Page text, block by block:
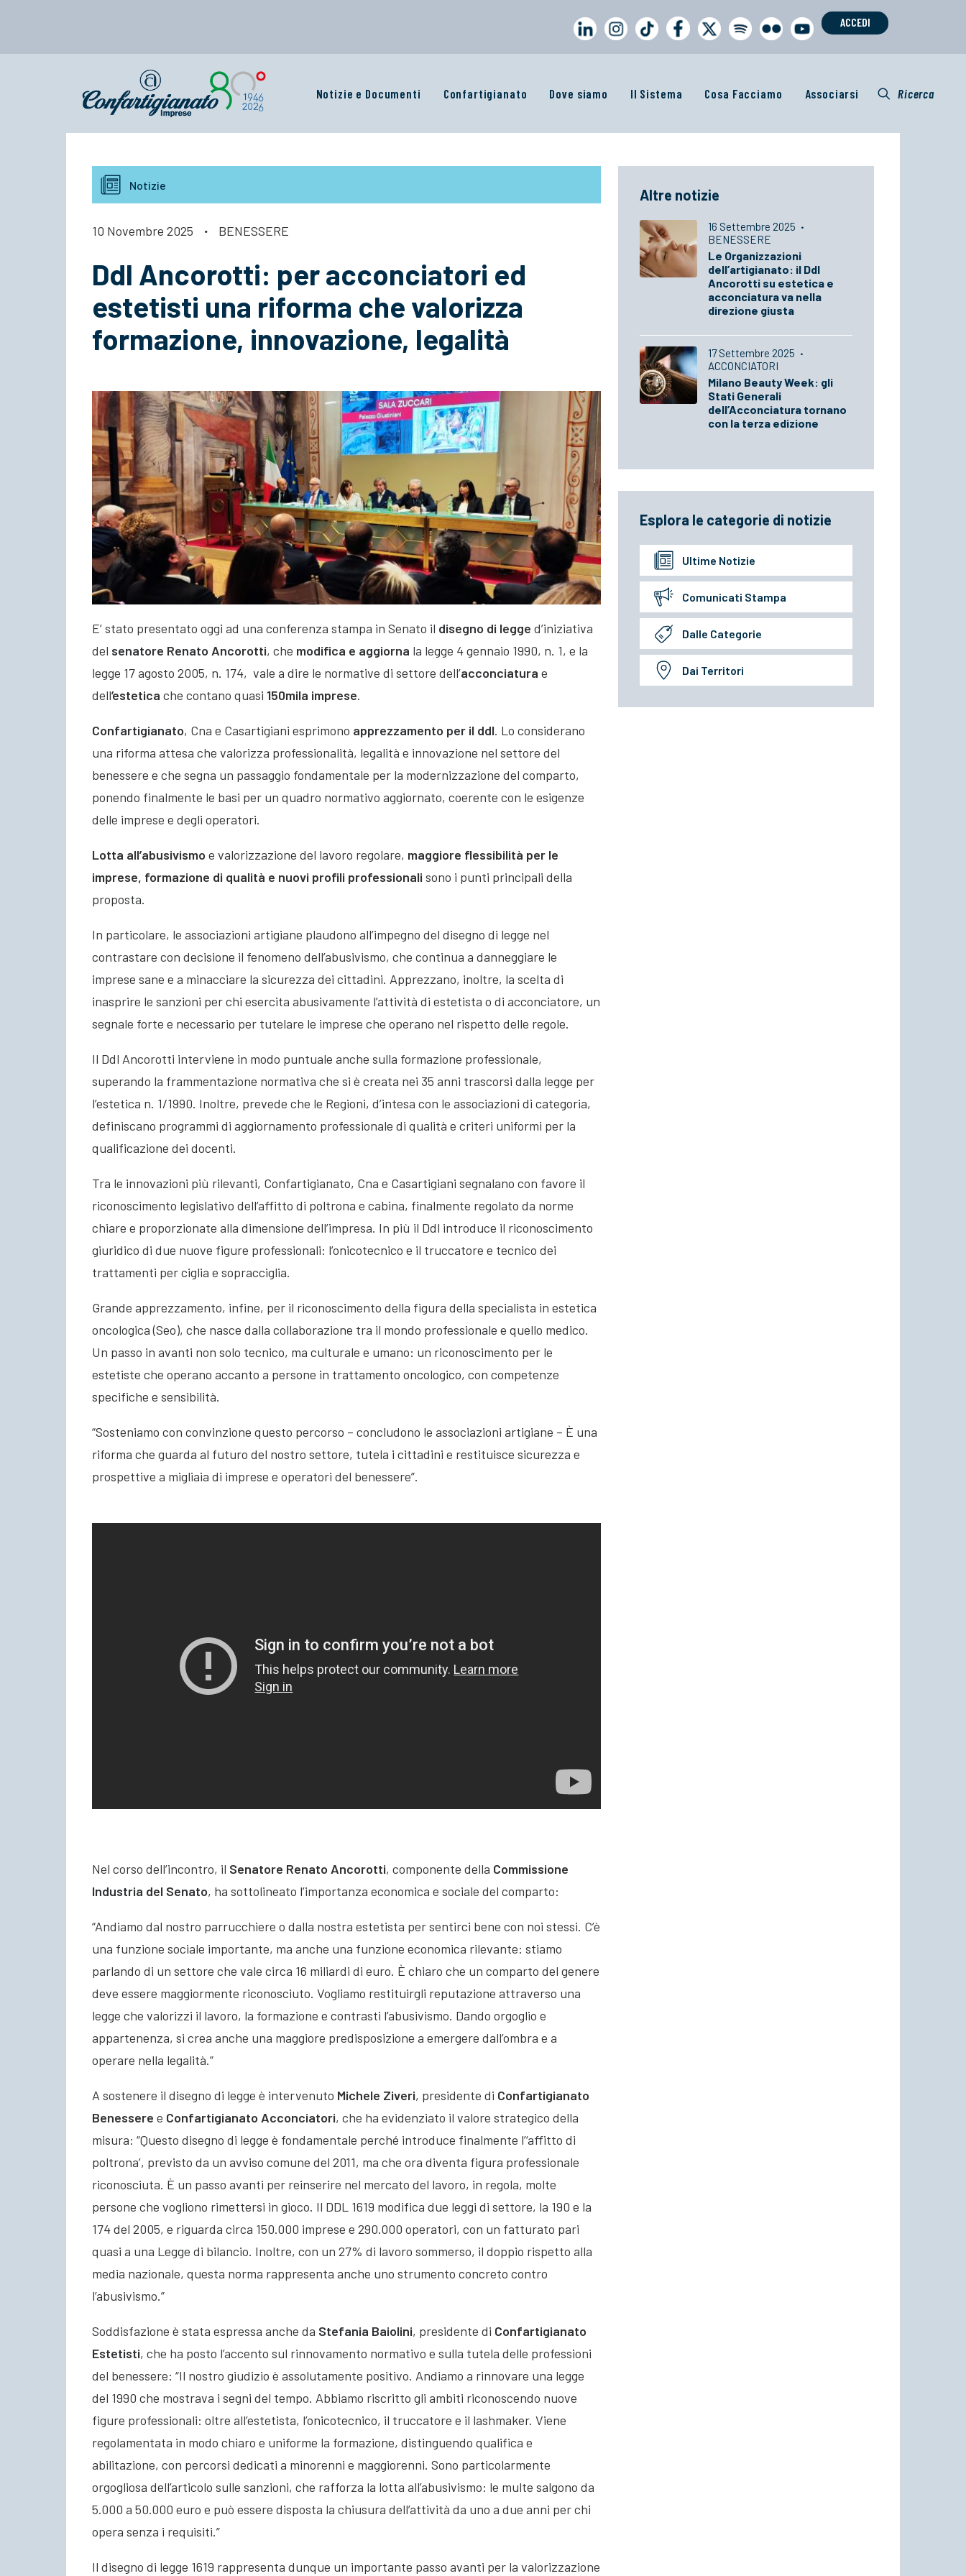
ACCEDI
Notizie e Documenti Confartigianato Dove siamo Il Sistema Cosa Facciamo Associarsi Ricerca
Notizie
10 Novembre 2025 · BENESSERE
Ddl Ancorotti: per acconciatori ed
estetisti una riforma che valorizza
formazione, innovazione, legalità
E’ stato presentato oggi ad una conferenza stampa in Senato il disegno di legge d’iniziativa
del senatore Renato Ancorotti, che modifica e aggiorna la legge 4 gennaio 1990, n. 1, e la
legge 17 agosto 2005, n. 174, vale a dire le normative di settore dell’acconciatura e
dell’estetica che contano quasi 150mila imprese.
Confartigianato, Cna e Casartigiani esprimono apprezzamento per il ddl. Lo considerano
una riforma attesa che valorizza professionalità, legalità e innovazione nel settore del
benessere e che segna un passaggio fondamentale per la modernizzazione del comparto,
ponendo finalmente le basi per un quadro normativo aggiornato, coerente con le esigenze
delle imprese e degli operatori.
Lotta all’abusivismo e valorizzazione del lavoro regolare, maggiore flessibilità per le
imprese, formazione di qualità e nuovi profili professionali sono i punti principali della
proposta.
In particolare, le associazioni artigiane plaudono all’impegno del disegno di legge nel
contrastare con decisione il fenomeno dell’abusivismo, che continua a danneggiare le
imprese sane e a minacciare la sicurezza dei cittadini. Apprezzano, inoltre, la scelta di
inasprire le sanzioni per chi esercita abusivamente l’attività di estetista o di acconciatore, un
segnale forte e necessario per tutelare le imprese che operano nel rispetto delle regole.
Il Ddl Ancorotti interviene in modo puntuale anche sulla formazione professionale,
superando la frammentazione normativa che si è creata nei 35 anni trascorsi dalla legge per
l’estetica n. 1/1990. Inoltre, prevede che le Regioni, d’intesa con le associazioni di categoria,
definiscano programmi di aggiornamento professionale di qualità e criteri uniformi per la
qualificazione dei docenti.
Tra le innovazioni più rilevanti, Confartigianato, Cna e Casartigiani segnalano con favore il
riconoscimento legislativo dell’affitto di poltrona e cabina, finalmente regolato da norme
chiare e proporzionate alla dimensione dell’impresa. In più il Ddl introduce il riconoscimento
giuridico di due nuove figure professionali: l’onicotecnico e il truccatore e tecnico dei
trattamenti per ciglia e sopracciglia.
Grande apprezzamento, infine, per il riconoscimento della figura della specialista in estetica
oncologica (Seo), che nasce dalla collaborazione tra il mondo professionale e quello medico.
Un passo in avanti non solo tecnico, ma culturale e umano: un riconoscimento per le
estetiste che operano accanto a persone in trattamento oncologico, con competenze
specifiche e sensibilità.
“Sosteniamo con convinzione questo percorso – concludono le associazioni artigiane – È una
riforma che guarda al futuro del nostro settore, tutela i cittadini e restituisce sicurezza e
prospettive a migliaia di imprese e operatori del benessere”.
Nel corso dell’incontro, il Senatore Renato Ancorotti, componente della Commissione
Industria del Senato, ha sottolineato l’importanza economica e sociale del comparto:
“Andiamo dal nostro parrucchiere o dalla nostra estetista per sentirci bene con noi stessi. C’è
una funzione sociale importante, ma anche una funzione economica rilevante: stiamo
parlando di un settore che vale circa 16 miliardi di euro. È chiaro che un comparto del genere
deve essere maggiormente riconosciuto. Vogliamo restituirgli reputazione attraverso una
legge che valorizzi il lavoro, la formazione e contrasti l’abusivismo. Dando orgoglio e
appartenenza, si crea anche una maggiore predisposizione a emergere dall’ombra e a
operare nella legalità.”
A sostenere il disegno di legge è intervenuto Michele Ziveri, presidente di Confartigianato
Benessere e Confartigianato Acconciatori, che ha evidenziato il valore strategico della
misura: “Questo disegno di legge è fondamentale perché introduce finalmente l’‘affitto di
poltrona’, previsto da un avviso comune del 2011, ma che ora diventa figura professionale
riconosciuta. È un passo avanti per reinserire nel mercato del lavoro, in regola, molte
persone che vogliono rimettersi in gioco. Il DDL 1619 modifica due leggi di settore, la 190 e la
174 del 2005, e riguarda circa 150.000 imprese e 290.000 operatori, con un fatturato pari
quasi a una Legge di bilancio. Inoltre, con un 27% di lavoro sommerso, il doppio rispetto alla
media nazionale, questa norma rappresenta anche uno strumento concreto contro
l’abusivismo.”
Soddisfazione è stata espressa anche da Stefania Baiolini, presidente di Confartigianato
Estetisti, che ha posto l’accento sul rinnovamento normativo e sulla tutela delle professioni
del benessere: “Il nostro giudizio è assolutamente positivo. Andiamo a rinnovare una legge
del 1990 che mostrava i segni del tempo. Abbiamo riscritto gli ambiti riconoscendo nuove
figure professionali: oltre all’estetista, l’onicotecnico, il truccatore e il lashmaker. Viene
regolamentata in modo chiaro e uniforme la formazione, distinguendo qualifica e
abilitazione, con percorsi dedicati a minorenni e maggiorenni. Sono particolarmente
orgogliosa dell’articolo sulle sanzioni, che rafforza la lotta all’abusivismo: le multe salgono da
5.000 a 50.000 euro e può essere disposta la chiusura dell’attività da uno a due anni per chi
opera senza i requisiti.”
Il disegno di legge 1619 rappresenta dunque un importante passo avanti per la valorizzazione
Altre notizie
16 Settembre 2025 ·
BENESSERE
Le Organizzazioni
dell’artigianato: il Ddl
Ancorotti su estetica e
acconciatura va nella
direzione giusta
17 Settembre 2025 ·
ACCONCIATORI
Milano Beauty Week: gli
Stati Generali
dell’Acconciatura tornano
con la terza edizione
Esplora le categorie di notizie
Ultime Notizie
Comunicati Stampa
Dalle Categorie
Dai Territori